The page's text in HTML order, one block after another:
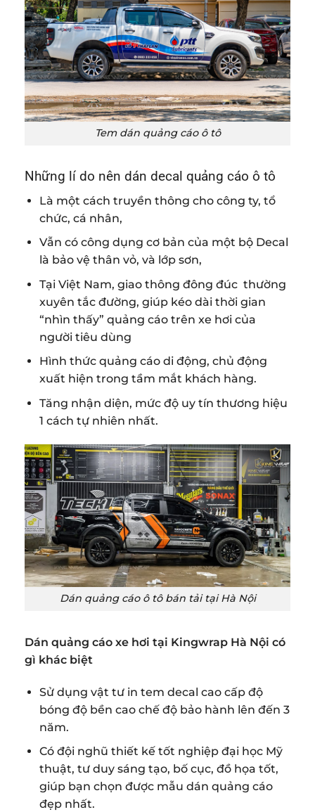
Tem dán quảng cáo ô tô
Những lí do nên dán decal quảng cáo ô tô
Là một cách truyền thông cho công ty, tổ
chức, cá nhân,
Vẫn có công dụng cơ bản của một bộ Decal
là bảo vệ thân vỏ, và lớp sơn,
Tại Việt Nam, giao thông đông đúc thường
xuyên tắc đường, giúp kéo dài thời gian
“nhìn thấy” quảng cáo trên xe hơi của
người tiêu dùng
Hình thức quảng cáo di động, chủ động
xuất hiện trong tầm mắt khách hàng.
Tăng nhận diện, mức độ uy tín thương hiệu
1 cách tự nhiên nhất.
Dán quảng cáo ô tô bán tải tại Hà Nội
Dán quảng cáo xe hơi tại Kingwrap Hà Nội có
gì khác biệt
Sử dụng vật tư in tem decal cao cấp độ
bóng độ bền cao chế độ bảo hành lên đến 3
năm.
Có đội nghũ thiết kế tốt nghiệp đại học Mỹ
thuật, tư duy sáng tạo, bố cục, đồ họa tốt,
giúp bạn chọn được mẫu dán quảng cáo
đẹp nhất.